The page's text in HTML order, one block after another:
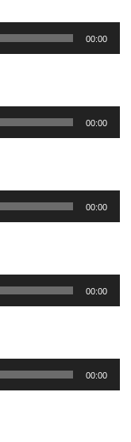
00:00
00:00
00:00
00:00
00:00